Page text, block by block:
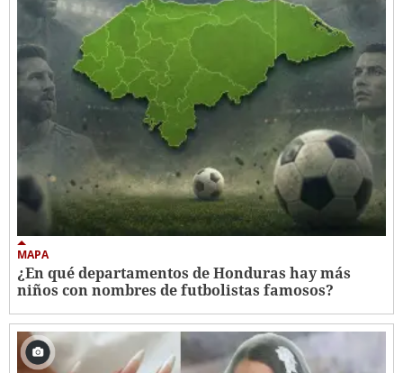
MAPA
¿En qué departamentos de Honduras hay más
niños con nombres de futbolistas famosos?